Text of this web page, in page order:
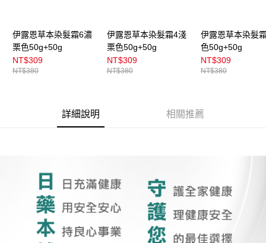
伊露恩草本染髮霜6濃
栗色50g+50g
NT$309
NT$380
伊露恩草本染髮霜4淺
栗色50g+50g
NT$309
NT$380
伊露恩草本染髮
色50g+50g
NT$309
NT$380
詳細說明 相關推薦